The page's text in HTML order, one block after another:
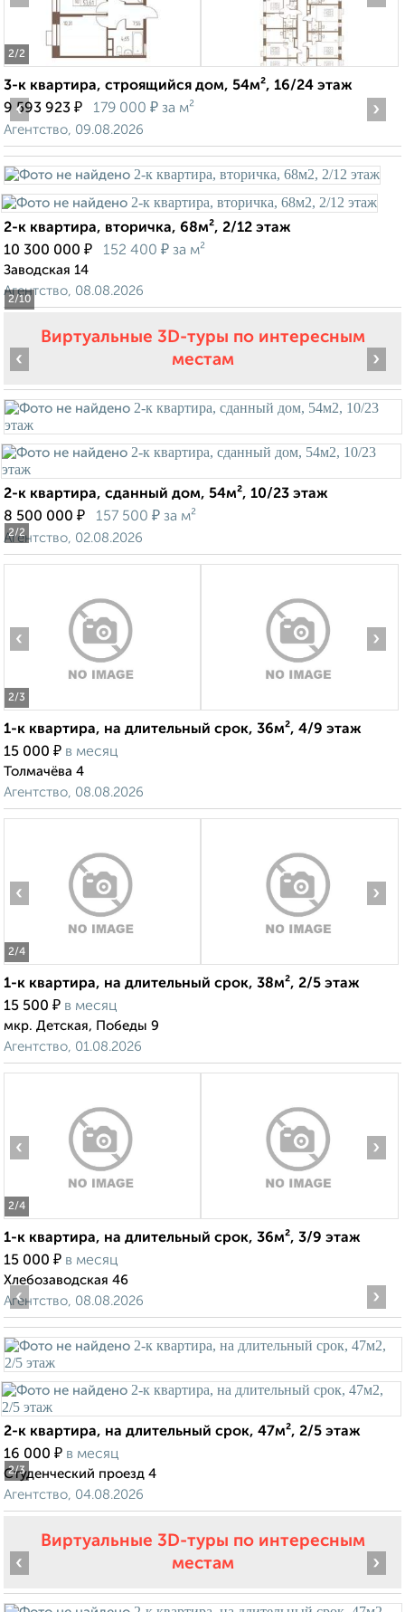
2/2
3-к квартира, строящийся дом, 54м², 16/24 этаж
9 593 923 ₽ 179 000 ₽ за м²
Агентство, 09.08.2026
2/10
‹ ›
2-к квартира, вторичка, 68м², 2/12 этаж
10 300 000 ₽ 152 400 ₽ за м²
Заводская 14
Агентство, 08.08.2026
Виртуальные 3D-туры по интересным
местам
2/2
‹ ›
2-к квартира, сданный дом, 54м², 10/23 этаж
8 500 000 ₽ 157 500 ₽ за м²
Агентство, 02.08.2026
2/3
‹ ›
1-к квартира, на длительный срок, 36м², 4/9 этаж
15 000 ₽ в месяц
Толмачёва 4
Агентство, 08.08.2026
2/4
‹ ›
1-к квартира, на длительный срок, 38м², 2/5 этаж
15 500 ₽ в месяц
мкр. Детская, Победы 9
Агентство, 01.08.2026
2/4
‹ ›
1-к квартира, на длительный срок, 36м², 3/9 этаж
15 000 ₽ в месяц
Хлебозаводская 46
Агентство, 08.08.2026
2/3
‹ ›
2-к квартира, на длительный срок, 47м², 2/5 этаж
16 000 ₽ в месяц
Студенческий проезд 4
Агентство, 04.08.2026
Виртуальные 3D-туры по интересным
местам
‹ ›